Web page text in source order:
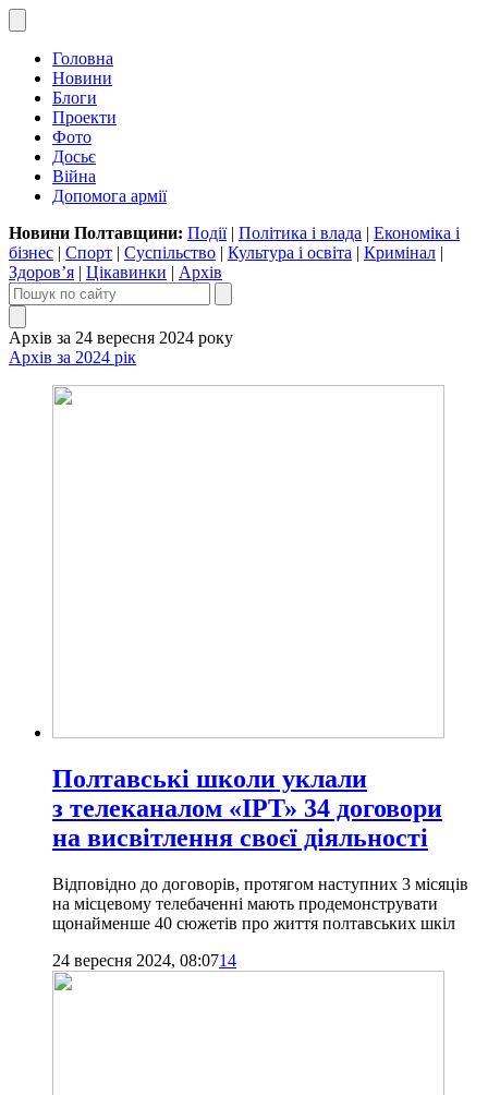
Головна
Новини
Блоги
Проекти
Фото
Досьє
Війна
Допомога армії
Новини Полтавщини: Події| Політика і влада | Економіка і
бізнес | Спорт | Суспільство | Культура і освіта | Кримінал |
Здоров’я | Цікавинки | Архів
Архів за 24 вересня 2024 року
Архів за 2024 рік
Полтавські школи уклали
з телеканалом «ІРТ» 34 договори
на висвітлення своєї діяльності
Відповідно до договорів, протягом наступних 3 місяців
на місцевому телебаченні мають продемонструвати
щонайменше 40 сюжетів про життя полтавських шкіл
24 вересня 2024, 08:0714